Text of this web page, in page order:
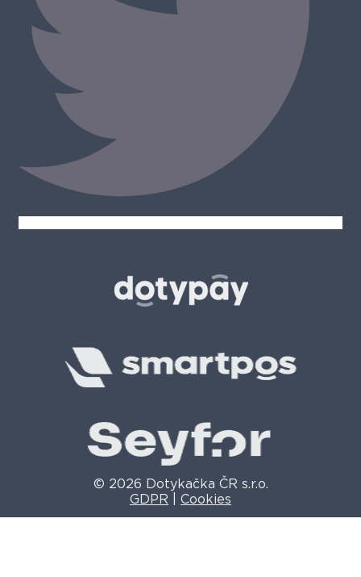
© 2026 Dotykačka ČR s.r.o.
GDPR
Cookies